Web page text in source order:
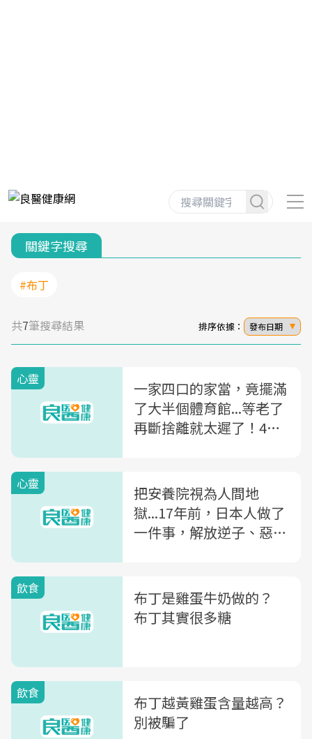
關鍵字搜尋
#布丁
共7筆搜尋結果 排序依據： 發布日期
心靈
一家四口的家當，竟擺滿
了大半個體育館...等老了
再斷捨離就太遲了！4方
心靈
把安養院視為人間地
獄...17年前，日本人做了
一件事，解放逆子、惡媳
飲食
布丁是雞蛋牛奶做的？
布丁其實很多糖
飲食
布丁越黃雞蛋含量越高？
別被騙了